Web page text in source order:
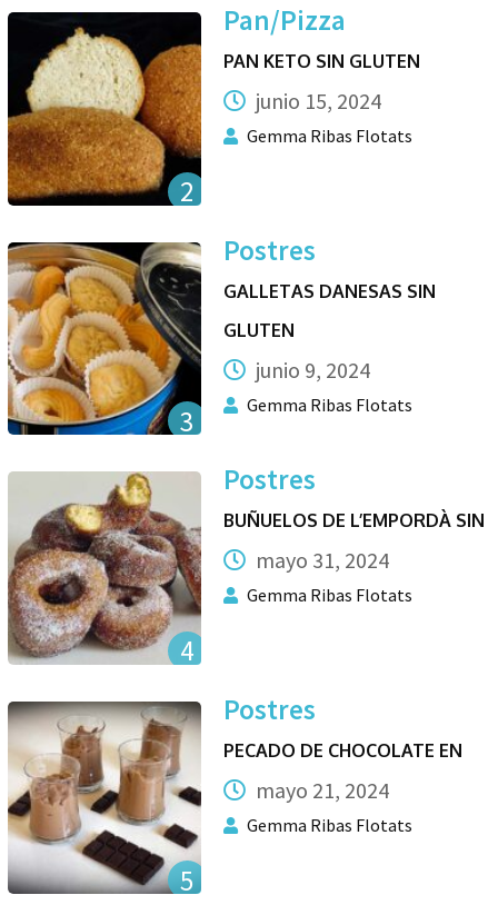
2
Pan/Pizza
PAN KETO SIN GLUTEN
junio 15, 2024
Gemma Ribas Flotats
3
Postres
GALLETAS DANESAS SIN
GLUTEN
junio 9, 2024
Gemma Ribas Flotats
4
Postres
BUÑUELOS DE L’EMPORDÀ SIN
mayo 31, 2024
Gemma Ribas Flotats
5
Postres
PECADO DE CHOCOLATE EN
mayo 21, 2024
Gemma Ribas Flotats